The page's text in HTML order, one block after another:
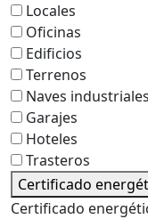
Locales
Oficinas
Edificios
Terrenos
Naves industriales
Garajes
Hoteles
Trasteros
Certificado
Certificado